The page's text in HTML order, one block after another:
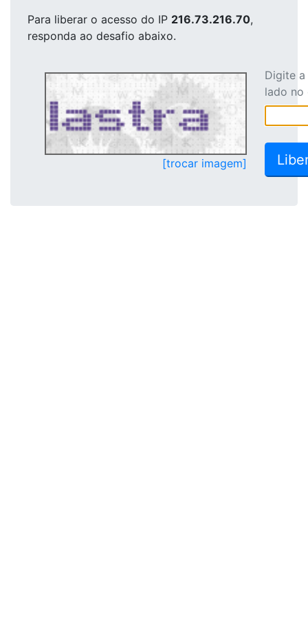
Para liberar o acesso do IP 216.73.216.70,
responda ao desafio abaixo.
[trocar imagem]
Digite
lado no